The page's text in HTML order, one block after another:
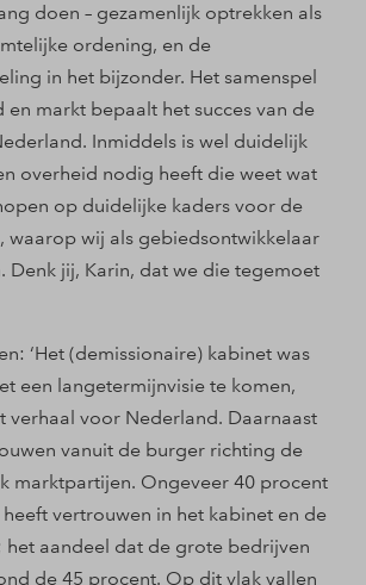
doen – gezamenlijk optrekken als
ordening, en de
in het bijzonder. Het samenspel
en markt bepaalt het succes van de
Inmiddels is wel duidelijk
overheid nodig heeft die weet wat
op duidelijke kaders voor de
waarop wij als gebiedsontwikkelaar
Denk jij, Karin, dat we die tegemoet
‘Het (demissionaire) kabinet was
een langetermijnvisie te komen,
verhaal voor Nederland. Daarnaast
vanuit de burger richting de
marktpartijen. Ongeveer 40 procent
vertrouwen in het kabinet en de
het aandeel dat de grote bedrijven
de 45 procent. Op dit vlak vallen